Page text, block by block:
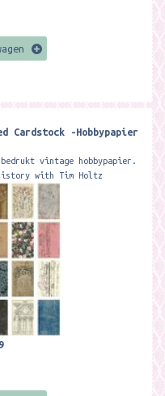
Cardstock -Hobbypapier
vintage hobbypapier.
with Tim Holtz